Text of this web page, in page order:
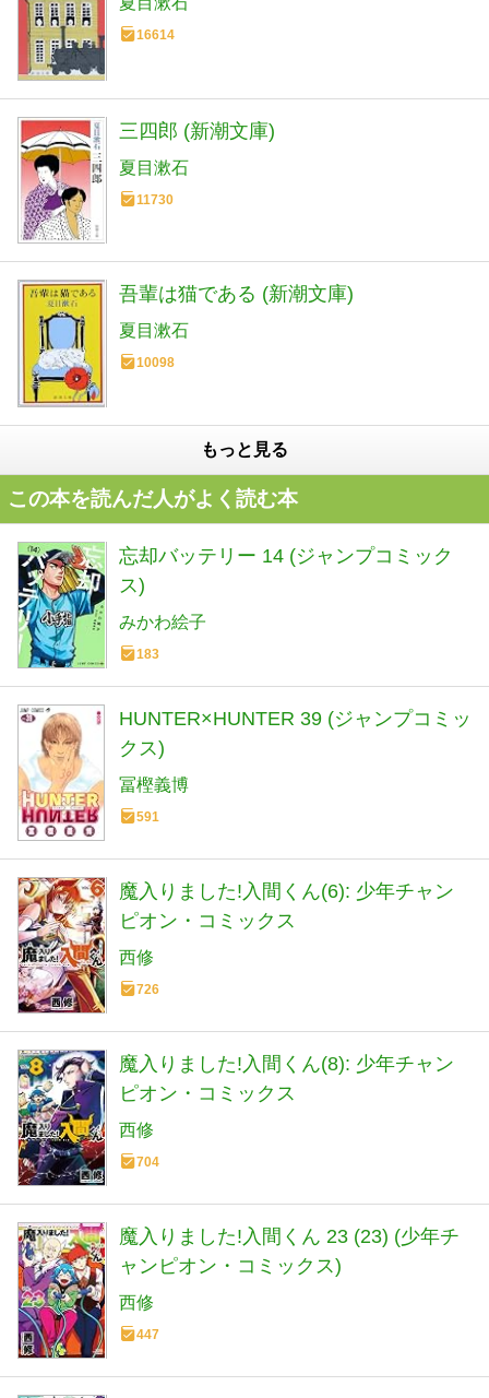
16614
三四郎 (新潮文庫)
夏目漱石
11730
吾輩は猫である (新潮文庫)
夏目漱石
10098
もっと見る
この本を読んだ人がよく読む本
忘却バッテリー 14 (ジャンプコミック
ス)
みかわ絵子
183
HUNTER×HUNTER 39 (ジャンプコミッ
クス)
冨樫義博
591
魔入りました!入間くん(6): 少年チャン
ピオン・コミックス
西修
726
魔入りました!入間くん(8): 少年チャン
ピオン・コミックス
西修
704
魔入りました!入間くん 23 (23) (少年チ
ャンピオン・コミックス)
西修
447